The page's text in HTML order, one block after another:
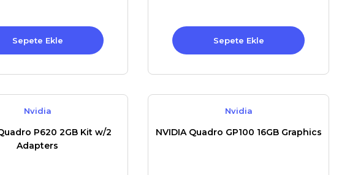
Sepete Ekle Sepete Ekle
Nvidia
P620 2GB Kit w/2
Adapters
Nvidia
NVIDIA Quadro GP100 16GB Graphics